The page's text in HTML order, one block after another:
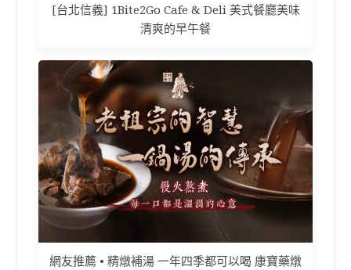
[台北信義] 1Bite2Go Cafe & Deli 美式餐廳美味
清爽的早午餐
網友推薦 • 精燉補湯 一年四季都可以喝 康寶藥燉